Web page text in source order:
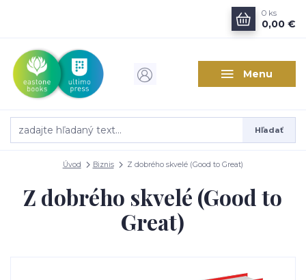
Menu
Hľadať
0 ks
0,00 €
Úvod Biznis Z dobrého skvelé (Good to Great)
Z dobrého skvelé (Good to
Great)